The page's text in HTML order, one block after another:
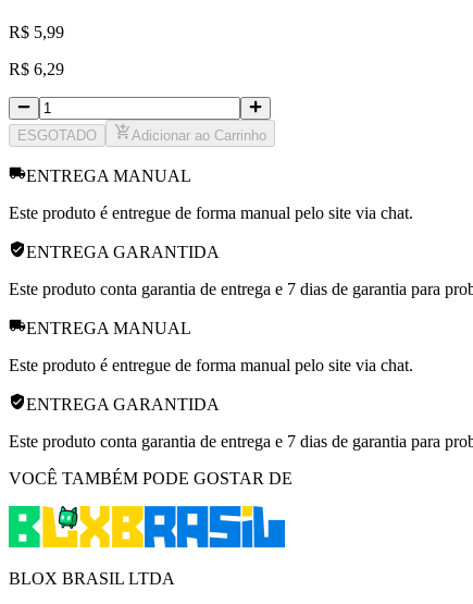
R$ 5,99
R$ 6,29
ESGOTADO Adicionar ao Carrinho
ENTREGA MANUAL
Este produto é entregue de forma manual pelo site via chat.
ENTREGA GARANTIDA
Este produto conta garantia de entrega e 7 dias de garantia para
ENTREGA MANUAL
Este produto é entregue de forma manual pelo site via chat.
ENTREGA GARANTIDA
Este produto conta garantia de entrega e 7 dias de garantia para
VOCÊ TAMBÉM PODE GOSTAR DE
BLOX BRASIL LTDA